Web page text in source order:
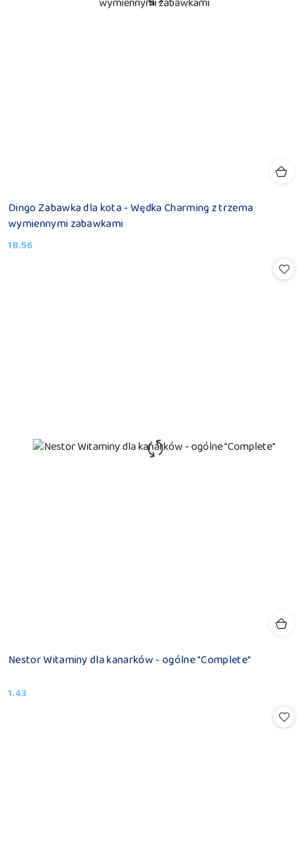
Dingo Zabawka dla kota - Wędka Charming z trzema
wymiennymi zabawkami
Cena:
18.56
Nestor Witaminy dla kanarków - ogólne "Complete"
Cena:
1.43